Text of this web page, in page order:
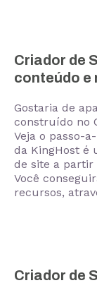
Criador de
conteúdo e
Gostaria de
construído no
Veja o passo-
da KingHost é
de site a partir
Você
recursos,
Criador de